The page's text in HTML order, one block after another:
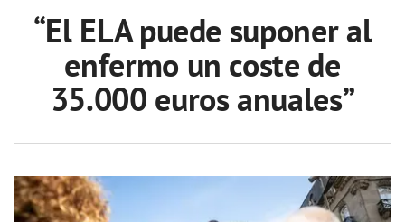
“El ELA puede suponer al
enfermo un coste de
35.000 euros anuales”